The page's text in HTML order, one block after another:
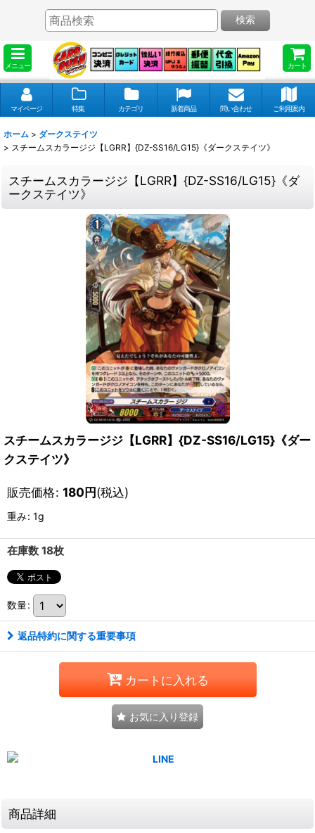
メニュー カート
検索
マイページ 特集 カテゴリ 新着商品 問い合わせ ご利用案内
ホーム > ダークステイツ
> スチームスカラージジ【LGRR】{DZ-SS16/LG15}《ダークステイツ》
スチームスカラージジ【LGRR】{DZ-SS16/LG15}《ダ
ークステイツ》
スチームスカラージジ【LGRR】{DZ-SS16/LG15}《ダー
クステイツ》
販売価格: 180円(税込)
重み: 1g
在庫数 18枚
数量:
返品特約に関する重要事項
カートに入れる
お気に入り登録
商品詳細